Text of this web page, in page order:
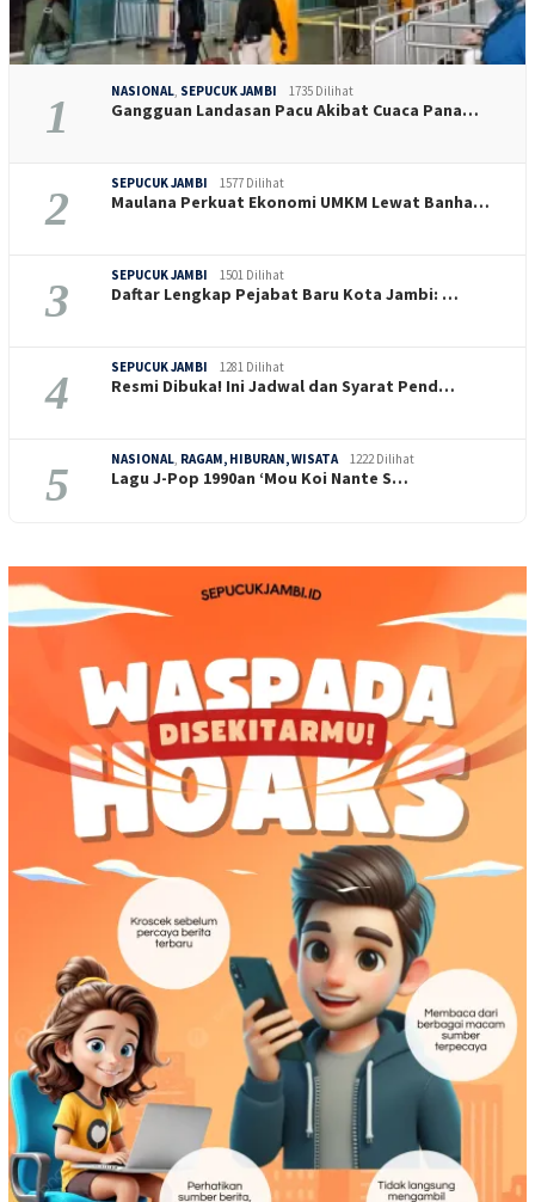
1 NASIONAL, SEPUCUK JAMBI 1735 Dilihat
Gangguan Landasan Pacu Akibat Cuaca Pana…
2 SEPUCUK JAMBI 1577 Dilihat
Maulana Perkuat Ekonomi UMKM Lewat Banha…
3 SEPUCUK JAMBI 1501 Dilihat
Daftar Lengkap Pejabat Baru Kota Jambi: …
4 SEPUCUK JAMBI 1281 Dilihat
Resmi Dibuka! Ini Jadwal dan Syarat Pend…
5 NASIONAL, RAGAM, HIBURAN, WISATA 1222 Dilihat
Lagu J-Pop 1990an ‘Mou Koi Nante S…